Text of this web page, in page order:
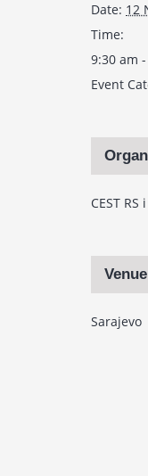
Date: 12
Time:
9:30 am
Event
CEST RS
Venue
Sarajevo